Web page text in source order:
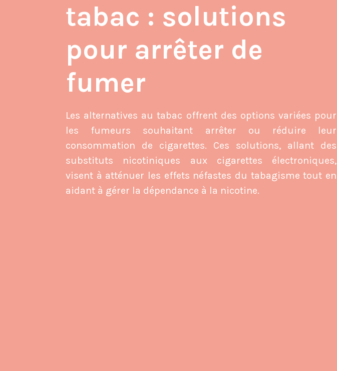
tabac : solutions
pour arrêter de
fumer
Les alternatives au tabac offrent des options variées pour
les fumeurs souhaitant arrêter ou réduire leur
consommation de cigarettes. Ces solutions, allant des
substituts nicotiniques aux cigarettes électroniques,
visent à atténuer les effets néfastes du tabagisme tout en
aidant à gérer la dépendance à la nicotine.